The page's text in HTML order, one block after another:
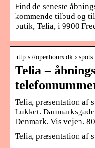
Find de seneste
kommende tilbud og
butik, Telia, i 9900
http s://openhours.dk ›
Telia –
Telia, præsentation af
Lukket.
Denmark. Vis vejen.
Telia, præsentation af